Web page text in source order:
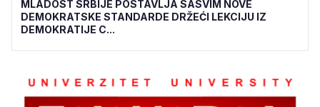
MLADOST SRBIJE POSTAVLJA SASVIM NOVE
DEMOKRATSKE STANDARDE DRŽEĆI LEKCIJU IZ
DEMOKRATIJE C...